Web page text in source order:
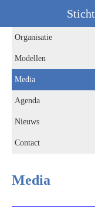
Organisatie
Modellen
Media
Agenda
Nieuws
Contact
Media